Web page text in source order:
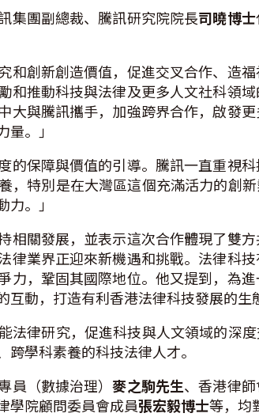
集團副總裁、騰訊研究院院長司曉博士
和創新創造價值，促進交叉合作、造
和推動科技與法律及更多人文社科領
大與騰訊攜手，加強跨界合作，啟發
。」
的保障與價值的引導。騰訊一直重視
，特別是在大灣區這個充滿活力的創
。」
相關發展，並表示這次合作體現了雙
律業界正迎來新機遇和挑戰。法律科
力，鞏固其國際地位。他又提到，為
動，打造有利香港法律科技發展的生
法律研究，促進科技與人文領域的深
學科素養的科技法律人才。
員（數據治理）麥之駒先生、香港律
學院顧問委員會成員張宏毅博士等，均